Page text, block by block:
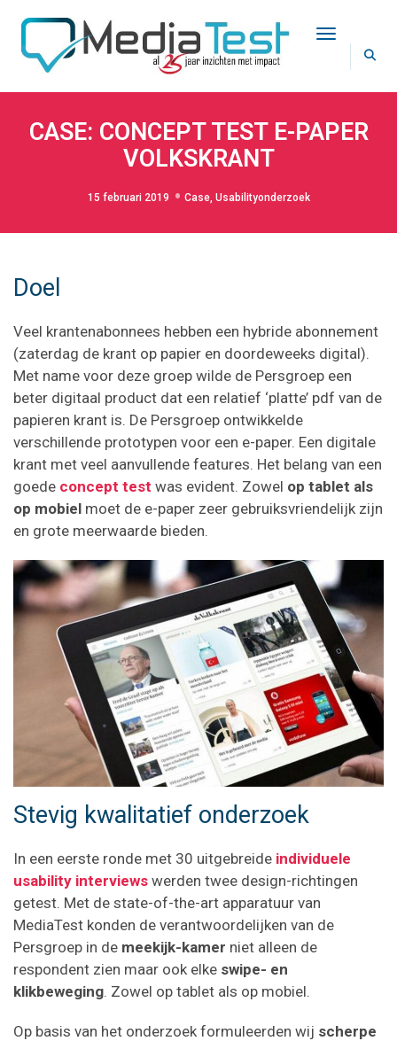
Toggle
CASE: CONCEPT TEST E-PAPER
VOLKSKRANT
15 februari 2019 Case, Usabilityonderzoek
Doel
Veel krantenabonnees hebben een hybride abonnement
(zaterdag de krant op papier en doordeweeks digital).
Met name voor deze groep wilde de Persgroep een
beter digitaal product dat een relatief ‘platte’ pdf van de
papieren krant is. De Persgroep ontwikkelde
verschillende prototypen voor een e-paper. Een digitale
krant met veel aanvullende features. Het belang van een
goede concept test was evident. Zowel op tablet als
op mobiel moet de e-paper zeer gebruiksvriendelijk zijn
en grote meerwaarde bieden.
Stevig kwalitatief onderzoek
In een eerste ronde met 30 uitgebreide individuele
usability interviews werden twee design-richtingen
getest. Met de state-of-the-art apparatuur van
MediaTest konden de verantwoordelijken van de
Persgroep in de meekijk-kamer niet alleen de
respondent zien maar ook elke swipe- en
klikbeweging. Zowel op tablet als op mobiel.
Op basis van het onderzoek formuleerden wij scherpe